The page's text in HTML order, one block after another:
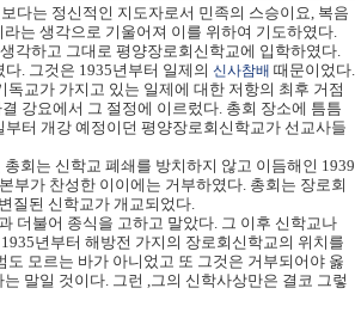
다는 정신적인 지도자로서 민족의 스승이요, 복음
는 생각으로 기울어져 이를 위하여 기도하였다.
각하고 그대로 평양장로회신학교에 입학하였다.
. 그것은 1935년부터 일제의 신사참배 때문이었다.
교가 가지고 있는 일제에 대한 저항의 최후 거점
결 강요에서 그 절정에 이르렀다. 총회 장소에 틈틈
터 개강 예정이던 평양장로회신학교가 선교사들
총회는 신학교 폐쇄를 방치하지 않고 이듬해인 1939
부가 찬성한 이이에는 거부하였다. 총회는 장로회
질된 신학교가 개교되었다.
더불어 종식을 고하고 말았다. 그 이후 신학교나
년부터 해방전 가지의 장로회신학교의 위치를
모르는 바가 아니었고 또 그것은 거부되어야 옳
말일 것이다. 그런 ,그의 신학사상만은 결코 그렇